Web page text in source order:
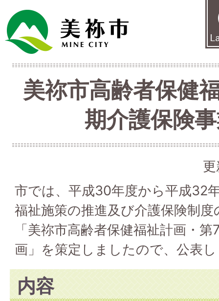
美祢市高齢者保健
期介護保険
市では、平成30年度から平成32
福祉施策の推進及び介護保険制
「美祢市高齢者保健福祉計画・
画」を策定しましたので、公表
内容